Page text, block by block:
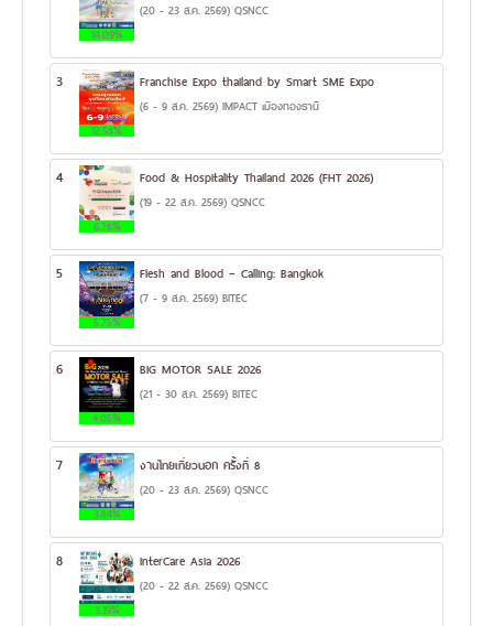
14.09%
(20 - 23 ส.ค. 2569) QSNCC
3
12.58%
Franchise Expo thailand by Smart SME Expo
(6 - 9 ส.ค. 2569) IMPACT เมืองทองธานี
4
6.78%
Food & Hospitality Thailand 2026 (FHT 2026)
(19 - 22 ส.ค. 2569) QSNCC
5
5.75%
Flesh and Blood – Calling: Bangkok
(7 - 9 ส.ค. 2569) BITEC
6
4.05%
BIG MOTOR SALE 2026
(21 - 30 ส.ค. 2569) BITEC
7
3.84%
งานไทยเที่ยวนอก ครั้งที่ 8
(20 - 23 ส.ค. 2569) QSNCC
8
3.19%
InterCare Asia 2026
(20 - 22 ส.ค. 2569) QSNCC